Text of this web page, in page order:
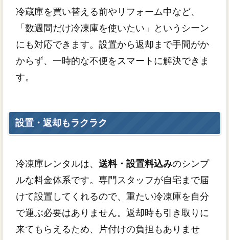
冷蔵庫を買い替える前やリフォーム中など、
「数週間だけ冷凍庫を使いたい」というシーン
にも対応できます。設置から返却まで手間がか
からず、一時的な不便をスマートに解決できま
す。
設置・返却もラクラク
冷凍庫レンタルは、 送料・設置料込みのシンプ
ルな料金体系です。専門スタッフが自宅まで届
けて設置してくれるので、重たい冷凍庫を自分
で運ぶ必要はありません。返却時も引き取りに
来てもらえるため、片付けの負担もありませ